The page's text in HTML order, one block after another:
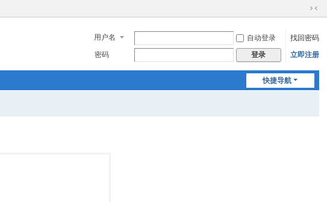
切
到
窄
用户名 自动登录
找回密码
密码
登录 立即注册
快捷导航